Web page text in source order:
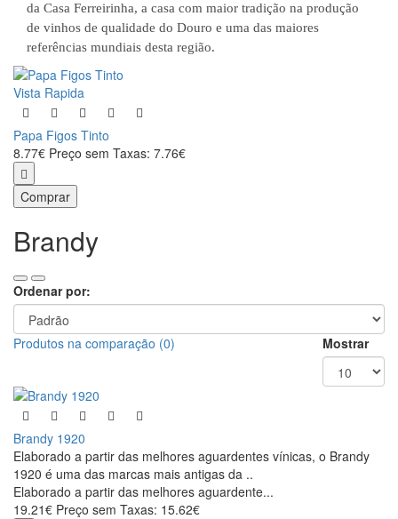
da Casa Ferreirinha, a casa com maior tradição na produção
de vinhos de qualidade do Douro e uma das maiores
referências mundiais desta região.
Vista Rapida
Papa Figos Tinto
8.77€ Preço sem Taxas: 7.76€
Comprar
Brandy
Ordenar por:
Mostrar
Produtos na comparação (0)
Brandy 1920
Elaborado a partir das melhores aguardentes vínicas, o Brandy
1920 é uma das marcas mais antigas da ..
Elaborado a partir das melhores aguardente...
19.21€ Preço sem Taxas: 15.62€